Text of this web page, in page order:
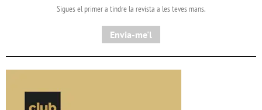
Sigues el primer a tindre la revista a les teves mans.
Envia-me'l